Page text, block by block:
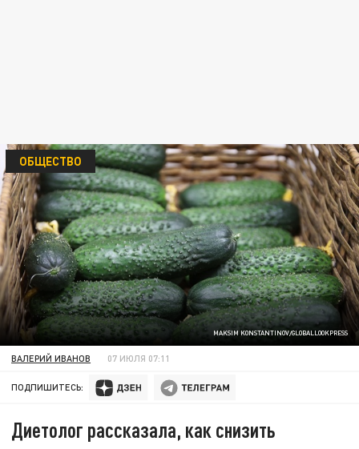
MAKSIM KONSTANTINOV/GLOBALLOOKPRESS
ОБЩЕСТВО
ВАЛЕРИЙ ИВАНОВ 07 ИЮЛЯ 07:11
ПОДПИШИТЕСЬ:
Диетолог рассказала, как снизить